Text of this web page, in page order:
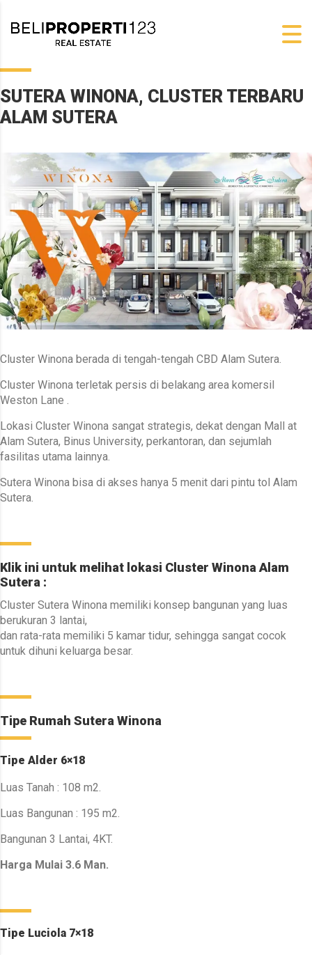
SUTERA WINONA, CLUSTER TERBARU
ALAM SUTERA
Cluster Winona berada di tengah-tengah CBD Alam Sutera.
Cluster Winona terletak persis di belakang area komersil
Weston Lane .
Lokasi Cluster Winona sangat strategis, dekat dengan Mall at
Alam Sutera, Binus University, perkantoran, dan sejumlah
fasilitas utama lainnya.
Sutera Winona bisa di akses hanya 5 menit dari pintu tol Alam
Sutera.
Klik ini untuk melihat lokasi Cluster Winona Alam
Sutera :
Cluster Sutera Winona memiliki konsep bangunan yang luas
berukuran 3 lantai,
dan rata-rata memiliki 5 kamar tidur, sehingga sangat cocok
untuk dihuni keluarga besar.
Tipe Rumah Sutera Winona
Tipe Alder 6×18
Luas Tanah : 108 m2.
Luas Bangunan : 195 m2.
Bangunan 3 Lantai, 4KT.
Harga Mulai 3.6 Man.
Tipe Luciola 7×18